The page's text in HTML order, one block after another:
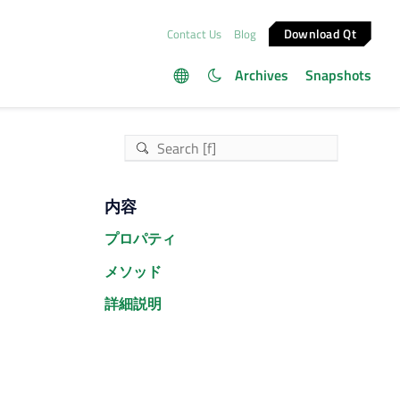
Contact Us Blog Download Qt
Archives Snapshots
内容
プロパティ
メソッド
詳細説明